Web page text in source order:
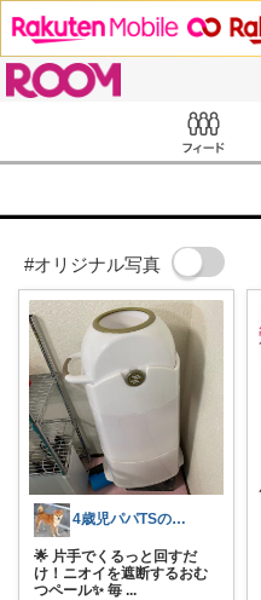
#オリジナル写真
4歳児パパTSの育児おたすけROOM🎁
🌟 片手でくるっと回すだ
け！ニオイを遮断するおむ
つペール✨ 毎 ...